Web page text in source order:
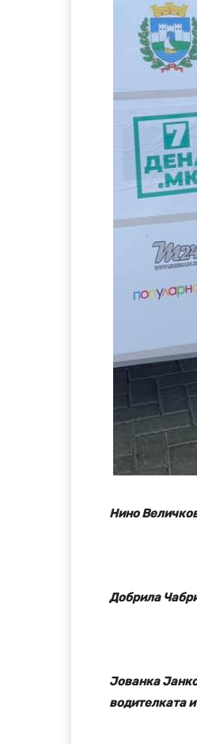
Нино
Добрила
Јованка
водителката